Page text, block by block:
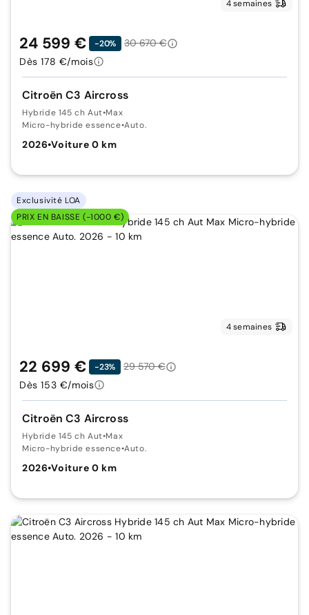
4 semaines
Citroën C3 Aircross
Hybride 145 ch Aut•Max
Micro-hybride essence•Auto.
2026•Voiture 0 km
24 599 € -20%
30 670 €
Dès 178 €/mois
Exclusivité LOA
PRIX EN BAISSE (-1000 €)
4 semaines
Citroën C3 Aircross
Hybride 145 ch Aut•Max
Micro-hybride essence•Auto.
2026•Voiture 0 km
22 699 € -23%
29 570 €
Dès 153 €/mois